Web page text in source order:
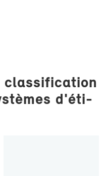
clas­si­fi­ca­tion
d'éti­